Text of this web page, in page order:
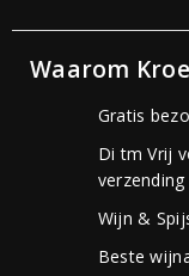
Waarom
Gratis
Di tm Vrij
verzending
Wijn &
Beste